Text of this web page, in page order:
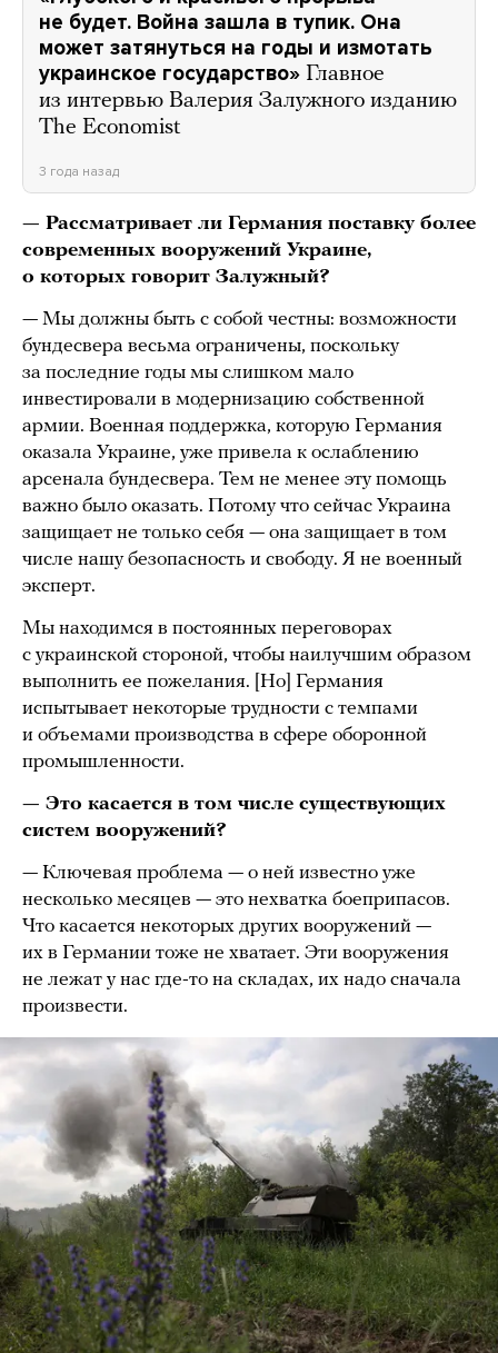
не будет. Война зашла в тупик. Она
может затянуться на годы и измотать
украинское государство» Главное
из интервью Валерия Залужного изданию
The Economist
3 года назад
— Рассматривает ли Германия поставку более
современных вооружений Украине,
о которых говорит Залужный?
— Мы должны быть с собой честны: возможности
бундесвера весьма ограничены, поскольку
за последние годы мы слишком мало
инвестировали в модернизацию собственной
армии. Военная поддержка, которую Германия
оказала Украине, уже привела к ослаблению
арсенала бундесвера. Тем не менее эту помощь
важно было оказать. Потому что сейчас Украина
защищает не только себя — она защищает в том
числе нашу безопасность и свободу. Я не военный
эксперт.
Мы находимся в постоянных переговорах
с украинской стороной, чтобы наилучшим образом
выполнить ее пожелания. [Но] Германия
испытывает некоторые трудности с темпами
и объемами производства в сфере оборонной
промышленности.
— Это касается в том числе существующих
систем вооружений?
— Ключевая проблема — о ней известно уже
несколько месяцев — это нехватка боеприпасов.
Что касается некоторых других вооружений —
их в Германии тоже не хватает. Эти вооружения
не лежат у нас где-то на складах, их надо сначала
произвести.